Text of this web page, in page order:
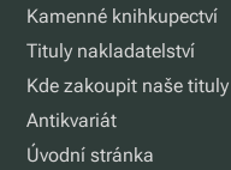
Kamenné knihkupectví
Tituly nakladatelství
Kde zakoupit naše tituly
Antikvariát
Úvodní stránka